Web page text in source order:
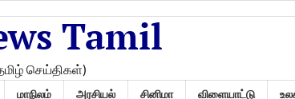
Tamil
செய்திகள்)
மாநிலம் அரசியல் சினிமா விளையாட்டு